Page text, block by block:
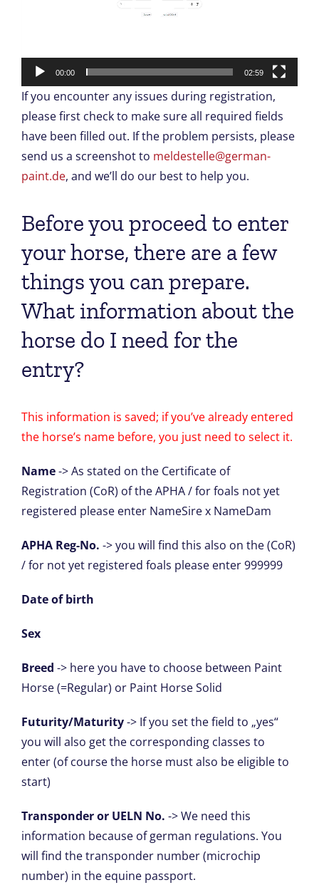
00:00 02:59
If you encounter any issues during registration,
please first check to make sure all required fields
have been filled out. If the problem persists, please
send us a screenshot to meldestelle@german-
paint.de, and we’ll do our best to help you.
Before you proceed to enter
your horse, there are a few
things you can prepare.
What information about the
horse do I need for the
entry?
This information is saved; if you’ve already entered
the horse’s name before, you just need to select it.
Name-> As stated on the Certificate of
Registration (CoR) of the APHA / for foals not yet
registered please enter NameSire x NameDam
APHA Reg-No. -> you will find this also on the (CoR)
/ for not yet registered foals please enter 999999
Date of birth
Sex
Breed -> here you have to choose between Paint
Horse (=Regular) or Paint Horse Solid
Futurity/Maturity-> If you set the field to „yes“
you will also get the corresponding classes to
enter (of course the horse must also be eligible to
start)
Transponder or UELN No. -> We need this
information because of german regulations. You
will find the transponder number (microchip
number) in the equine passport.